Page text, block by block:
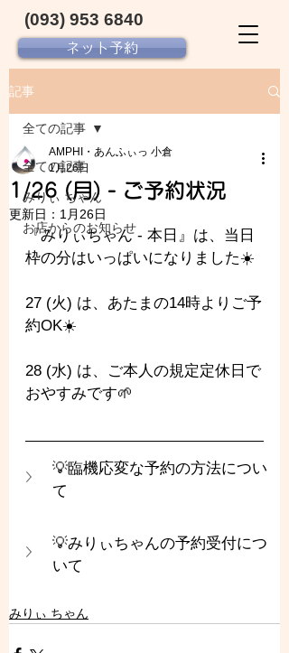
ネット予約
(093) 953 6840‬
記事
全ての記事
みりぃ ちゃん
お店からのお知らせ
全ての記事
1/26 (月) - ご予約状況
AMPHI・あんふぃっ 小倉
1月26日
更新日： 1月26日
『みりぃちゃん - 本日』は、当日
枠の分はいっぱいになりました☀️
27 (火) は、あたまの14時よりご予
約OK☀️
28 (水) は、ご本人の規定定休日で
おやすみです🌱
💡臨機応変な予約の方法につい
て
💡みりぃちゃんの予約受付につ
いて
みりぃ ちゃん